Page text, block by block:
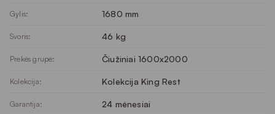
Gylis: 1680 mm
Svoris: 46 kg
Prekės grupė: Čiužiniai 1600x2000
Kolekcija: Kolekcija King Rest
Garantija: 24 mėnesiai